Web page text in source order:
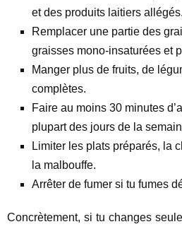
et des produits laitiers allégés.
Remplacer une partie des
graisses mono-insaturées et
Manger plus de fruits, de
complètes.
Faire au moins 30 minutes
plupart des jours de la
Limiter les plats préparés, la
la malbouffe.
Arrêter de fumer si tu fumes
Concrètement, si tu changes